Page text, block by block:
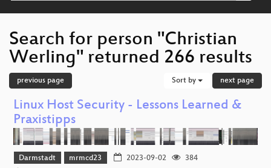
Search for person "Christian
Werling" returned 266 results
previous page Sort by next page
Linux Host Security - Lessons Learned &
Praxistipps
Darmstadt mrmcd23 2023-09-02
384